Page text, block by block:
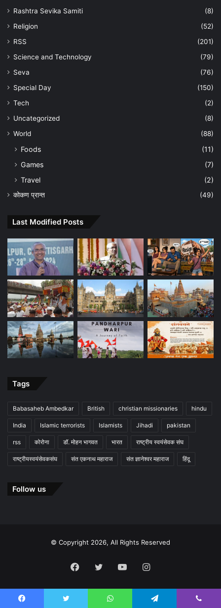
Rashtra Sevika Samiti
(8)
Religion
(52)
RSS
(201)
Science and Technology
(79)
Seva
(76)
Special Day
(150)
Tech
(2)
Uncategorized
(8)
World
(88)
Foods
(11)
Games
(7)
Travel
(2)
कोकण प्रान्त (49)
Last Modified Posts
Tags
Babasaheb Ambedkar British christian missionaries hindu
India Islamic terrorists Islamists Jihadi pakistan
rss कोरोना डॉ. मोहन भागवत भारत राष्ट्रीय स्वयंसेवक संघ
राष्ट्रीयस्वयंसेवकसंघ संत एकनाथ महाराज संत ज्ञानेश्वर महाराज हिंदू
Follow us
© Copyright 2026, All Rights Reserved
Facebook
TwitterYouTubeInstagram